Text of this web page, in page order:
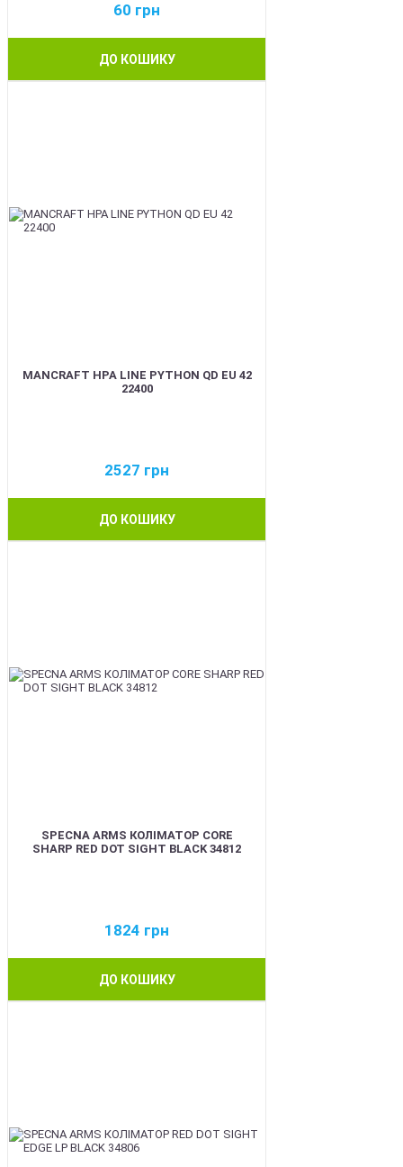
60 грн
ДО КОШИКУ
MANCRAFT HPA LINE PYTHON QD EU 42
22400
2527 грн
ДО КОШИКУ
SPECNA ARMS КОЛІМАТОР CORE
SHARP RED DOT SIGHT BLACK 34812
1824 грн
ДО КОШИКУ